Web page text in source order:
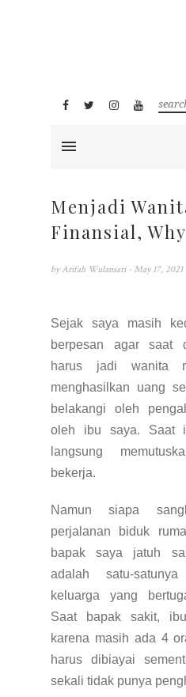
Menjadi
Finansial,
by Arifah Wulansari - May 17, 2021
Sejak saya masih
berpesan agar saat
harus jadi wanita
menghasilkan uang
belakangi oleh
oleh ibu saya. Saat
langsung
bekerja.
Namun siapa
perjalanan biduk
bapak saya jatuh
adalah satu-
keluarga yang
Saat bapak sakit,
karena masih ada 4
harus dibiayai
sekali tidak punya